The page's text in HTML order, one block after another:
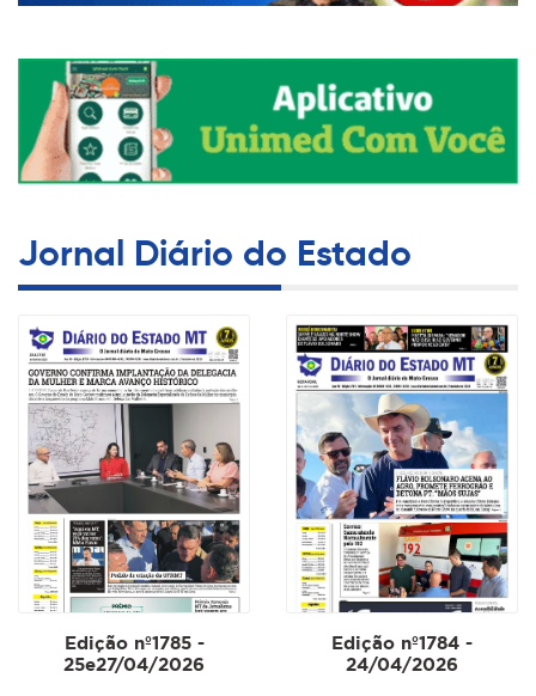
Jornal Diário do Estado
Edição nº1785 -
25e27/04/2026
Edição nº1784 -
24/04/2026